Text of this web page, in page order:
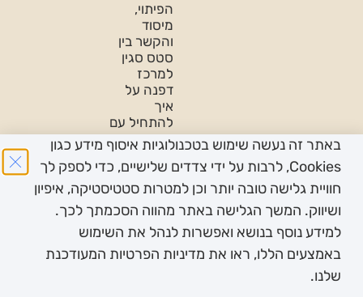
הפיתוי,
מיסוד
והקשר בין
סטס סגין
למרכז
דפנה על
איך
להתחיל עם
נשים
פודקאסט
פמיניזם-
בין תחומי-
לכבוד יום
2022
באתר זה נעשה שימוש בטכנולוגיות איסוף מידע כגון
Cookies, לרבות על ידי צדדים שלישיים, כדי לספק לך
חוויית גלישה טובה יותר וכן למטרות סטטיסטיקה, איפיון
ושיווק. המשך הגלישה באתר מהווה הסכמתך לכך.
למידע נוסף בנושא ואפשרות לנהל את השימוש
באמצעים הללו, ראו את מדיניות הפרטיות המעודכנת
שלנו.